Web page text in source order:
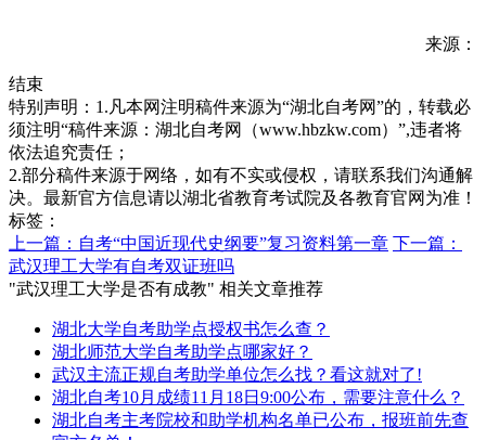
来源：
结束
特别声明：1.凡本网注明稿件来源为“湖北自考网”的，转载必
须注明“稿件来源：湖北自考网（www.hbzkw.com）”,违者将
依法追究责任；
2.部分稿件来源于网络，如有不实或侵权，请联系我们沟通解
决。最新官方信息请以湖北省教育考试院及各教育官网为准！
标签：
上一篇：自考“中国近现代史纲要”复习资料第一章 下一篇：
武汉理工大学有自考双证班吗
"武汉理工大学是否有成教" 相关文章推荐
湖北大学自考助学点授权书怎么查？
湖北师范大学自考助学点哪家好？
武汉主流正规自考助学单位怎么找？看这就对了!
湖北自考10月成绩11月18日9:00公布，需要注意什么？
湖北自考主考院校和助学机构名单已公布，报班前先查